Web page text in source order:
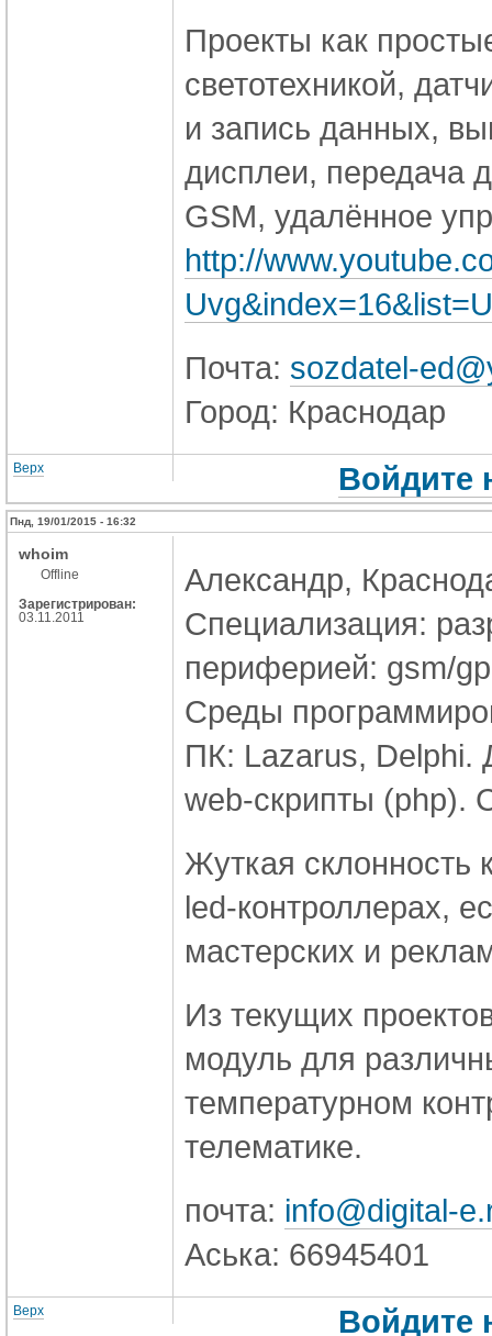
Проекты как
светотехникой,
и запись данных,
дисплеи, передача
GSM, удалённое
http://
Почта: sozdatel-
Город: Краснодар
Верх Войдите
Пнд, 19/01/2015 - 16:32
whoim
Offline
Зарегистрирован:
03.11.2011
Александр,
Специализация:
периферией: gsm/
Среды
ПК: Lazarus, Delphi.
web-скрипты (php).
Жуткая склонность
led-контроллерах,
мастерских и
Из текущих
модуль для
температурном
телематике.
почта: info@digital-
Аська: 66945401
Верх Войдите